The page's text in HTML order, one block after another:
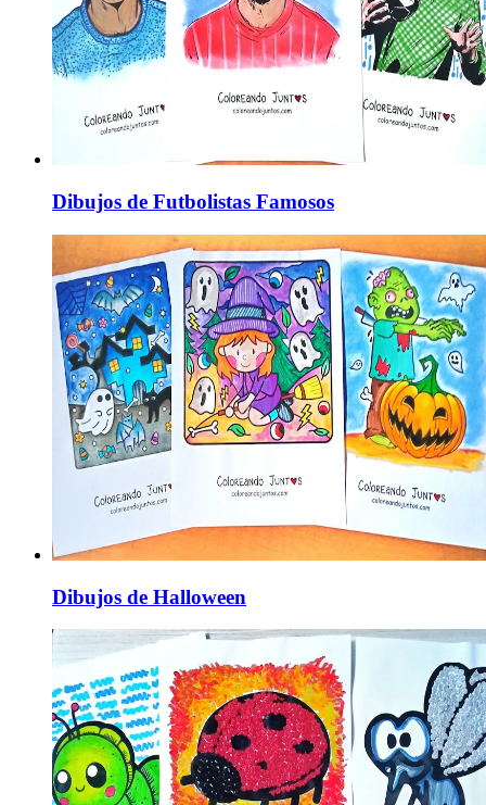
Dibujos de Futbolistas Famosos
Dibujos de Halloween